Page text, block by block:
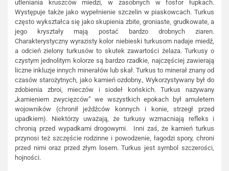
utleniania kruszców miedzi, w zasobnych w fosfor łupkach.
Występuje także jako wypełnienie szczelin w piaskowcach. Turkus
często wykształca się jako skupienia zbite, groniaste, grudkowate, a
jego kryształy mają postać bardzo drobnych ziaren.
Charakterystyczny wyrazisty kolor niebieski turkusom nadaje miedź,
a odcień zielony turkusów to skutek zawartości żelaza. Turkusy o
czystym jednolitym kolorze są bardzo rzadkie, najczęściej zawierają
liczne inkluzje innych minerałów lub skał. Turkus to minerał znany od
czasów starożytnych, jako kamień ozdobny., Wykorzystywany był do
zdobienia zbroi, mieczów i siodeł końskich. Turkus nazywany
„kamieniem zwycięzców” we wszystkich epokach był amuletem
wojowników (chronił jeźdźców konnych i konie, strzegł przed
upadkiem). Niektórzy uważają, że turkusy wzmacniają refleks i
chronią przed wypadkami drogowymi. Inni zaś, że kamień turkus
przynosi też szczęście rodzinne i powodzenie, łagodzi spory, chroni
przed nimi oraz przed złym losem. Turkus jest symbol szczerości,
hojności.